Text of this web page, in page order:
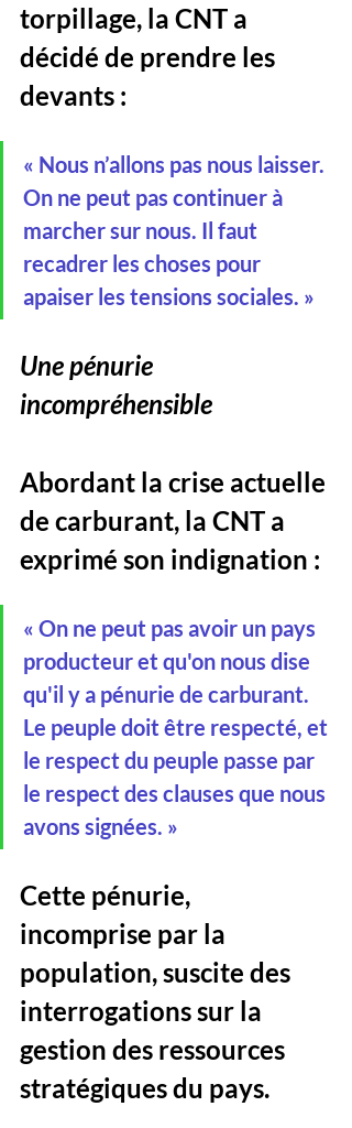
torpillage, la CNT a
décidé de prendre les
devants :
« Nous n’allons pas nous laisser.
On ne peut pas continuer à
marcher sur nous. Il faut
recadrer les choses pour
apaiser les tensions sociales. »
Une pénurie
incompréhensible
Abordant la crise actuelle
de carburant, la CNT a
exprimé son indignation :
« On ne peut pas avoir un pays
producteur et qu'on nous dise
qu'il y a pénurie de carburant.
Le peuple doit être respecté, et
le respect du peuple passe par
le respect des clauses que nous
avons signées. »
Cette pénurie,
incomprise par la
population, suscite des
interrogations sur la
gestion des ressources
stratégiques du pays.